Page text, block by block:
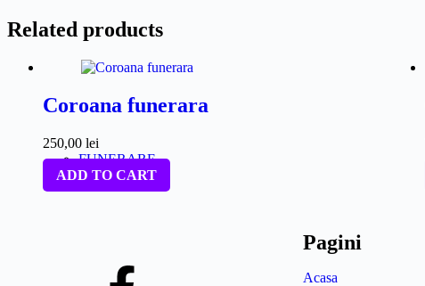
Related products
Coroana funerara
250,00 lei
FUNERARE
ADD TO CART
Pagini
Acasa